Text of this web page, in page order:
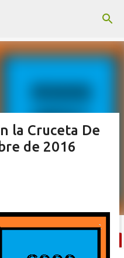
principal
la Cruceta De
de 2016